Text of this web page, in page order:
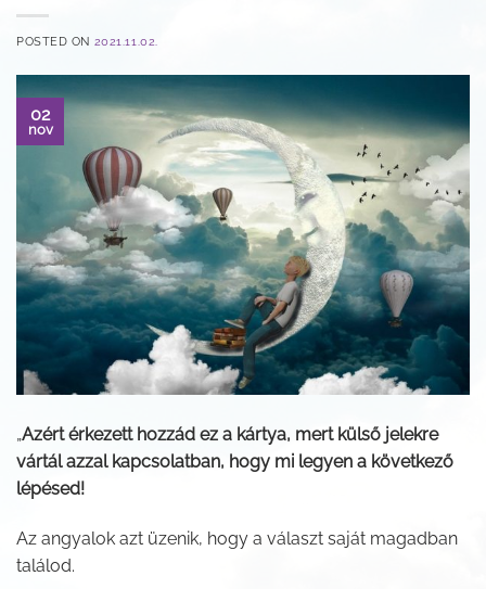
POSTED ON 2021.11.02.
02
nov
„Azért érkezett hozzád ez a kártya, mert külső jelekre
vártál azzal kapcsolatban, hogy mi legyen a következő
lépésed!
Az angyalok azt üzenik, hogy a választ saját magadban
találod.